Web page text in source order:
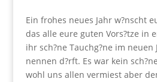
Ein frohes neues Jahr w?nscht
das alle eure guten Vors?tze in
ihr sch?ne Tauchg?ne im neuen
nennen d?rft. Es war kein
wohl uns allen vermiest aber